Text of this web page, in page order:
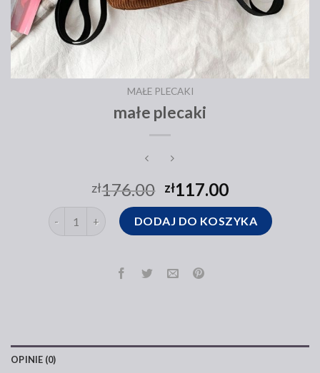
MAŁE PLECAKI
małe plecaki
zł176.00 zł117.00
ilość małe plecaki DODAJ DO KOSZYKA
OPINIE (0)